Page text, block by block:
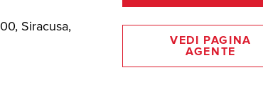
Siracusa,
VEDI PAGINA
AGENTE